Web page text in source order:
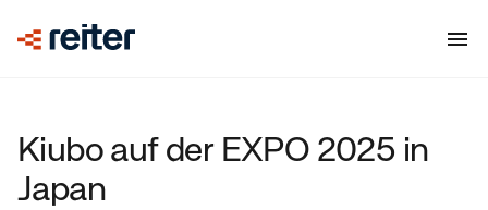
Kiubo auf der EXPO 2025 in
Japan